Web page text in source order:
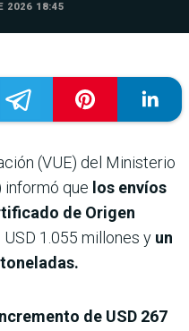
2026 18:45
(VUE) del Ministerio
informó que los envíos
de Origen
1.055 millones y un
de USD 267